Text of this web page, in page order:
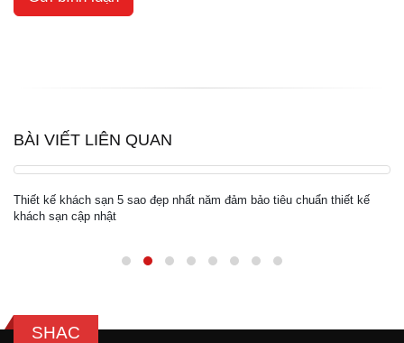
BÀI VIẾT LIÊN QUAN
Thiết kế khách sạn 5 sao đẹp nhất năm đảm bảo tiêu chuẩn thiết kế
khách sạn cập nhật
SHAC